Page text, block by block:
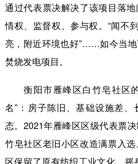
通过代表票决解决了该项目落
情权、监督权、参与权。“闻不
亮，附近环境也好”……如今当
焚烧发电项目。
衡阳市雁峰区白竹皂社区的
名”：房子陈旧、基础设施差
态。2021年雁峰区区级代表票
竹皂社区老旧小区改造满票入
区保留了原有纺织工业文化，摇